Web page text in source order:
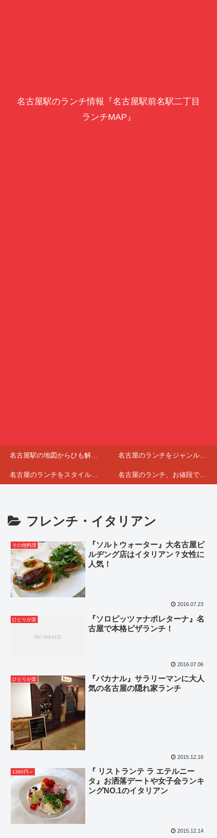
名古屋駅のランチ情報『名古屋駅前名駅二丁目
ランチMAP』
名古屋駅の地図からひも解くランチマップ 名古屋のランチをジャンルで分けてみました
名古屋のランチをスタイルで選んでみました 名古屋のランチ、お値段で分けてみました
フレンチ・イタリアン
その他料理
『ソルトウォーター』大名古屋ビ
ルヂング店はイタリアン？女性に
人気！
2016.07.23
ひとりが楽
『ソロピッツァナポレターナ』名
古屋で本格ピザランチ！
2016.07.06
ひとりが楽
『バカナル』サラリーマンに大人
気の名古屋の隠れ家ランチ
2015.12.16
1380円～
『 リストランテ ラ エテルニー
タ』お洒落デートや女子会ランキ
ングNO.1のイタリアン
2015.12.14